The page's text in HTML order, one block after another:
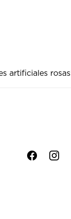
artificiales rosas
f i